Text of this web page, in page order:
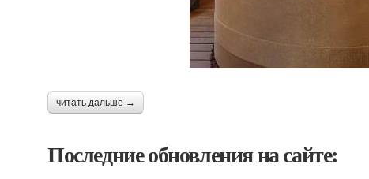
читать дальше →
Последние обновления на сайте: